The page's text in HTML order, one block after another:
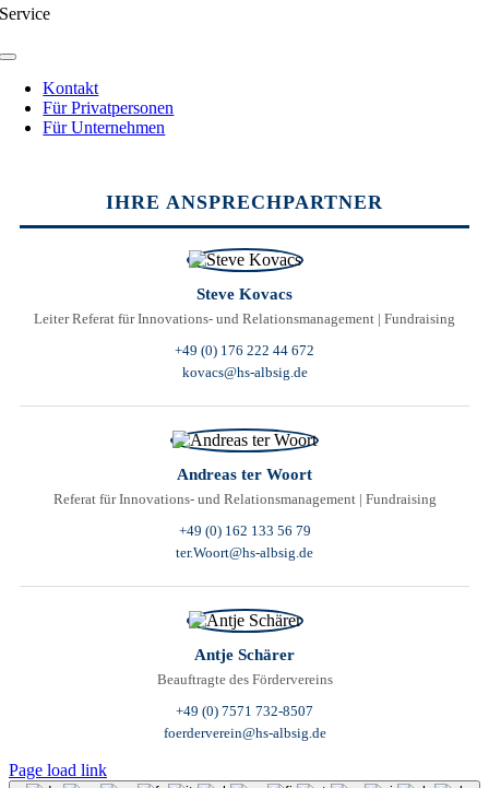
Service
Toggle
NavigationKontakt
Für Privatpersonen
Für Unternehmen
Area
IHRE ANSPRECHPARTNER
Steve Kovacs
Leiter Referat für Innovations- und Relationsmanagement | Fundraising
+49 (0) 176 222 44 672
kovacs@hs-albsig.de
Andreas ter Woort
Referat für Innovations- und Relationsmanagement | Fundraising
+49 (0) 162 133 56 79
ter.Woort@hs-albsig.de
Antje Schärer
Beauftragte des Fördervereins
+49 (0) 7571 732-8507
foerderverein@hs-albsig.de
Page load link